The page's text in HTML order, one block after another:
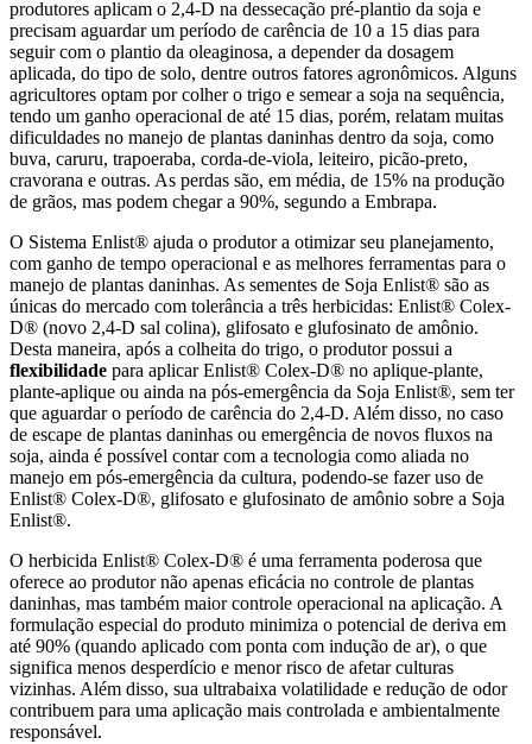
produtores aplicam o 2,4-D na dessecação pré-plantio da soja e
precisam aguardar um período de carência de 10 a 15 dias para
seguir com o plantio da oleaginosa, a depender da dosagem
aplicada, do tipo de solo, dentre outros fatores agronômicos. Alguns
agricultores optam por colher o trigo e semear a soja na sequência,
tendo um ganho operacional de até 15 dias, porém, relatam muitas
dificuldades no manejo de plantas daninhas dentro da soja, como
buva, caruru, trapoeraba, corda-de-viola, leiteiro, picão-preto,
cravorana e outras. As perdas são, em média, de 15% na produção
de grãos, mas podem chegar a 90%, segundo a Embrapa.
O Sistema Enlist® ajuda o produtor a otimizar seu planejamento,
com ganho de tempo operacional e as melhores ferramentas para o
manejo de plantas daninhas. As sementes de Soja Enlist® são as
únicas do mercado com tolerância a três herbicidas: Enlist® Colex-
D® (novo 2,4-D sal colina), glifosato e glufosinato de amônio.
Desta maneira, após a colheita do trigo, o produtor possui a
flexibilidade para aplicar Enlist® Colex-D® no aplique-plante,
plante-aplique ou ainda na pós-emergência da Soja Enlist®, sem ter
que aguardar o período de carência do 2,4-D. Além disso, no caso
de escape de plantas daninhas ou emergência de novos fluxos na
soja, ainda é possível contar com a tecnologia como aliada no
manejo em pós-emergência da cultura, podendo-se fazer uso de
Enlist® Colex-D®, glifosato e glufosinato de amônio sobre a Soja
Enlist®.
O herbicida Enlist® Colex-D® é uma ferramenta poderosa que
oferece ao produtor não apenas eficácia no controle de plantas
daninhas, mas também maior controle operacional na aplicação. A
formulação especial do produto minimiza o potencial de deriva em
até 90% (quando aplicado com ponta com indução de ar), o que
significa menos desperdício e menor risco de afetar culturas
vizinhas. Além disso, sua ultrabaixa volatilidade e redução de odor
contribuem para uma aplicação mais controlada e ambientalmente
responsável.